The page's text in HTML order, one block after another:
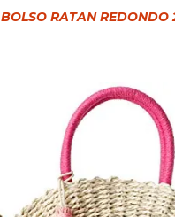
BOLSO RATAN